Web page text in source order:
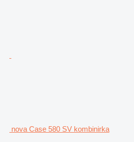
nova Case 580 SV kombinirka